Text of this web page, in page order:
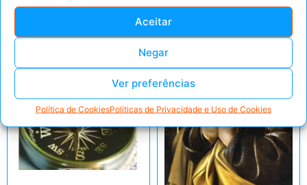
Aceitar
Negar
Ver preferências
Política de CookiesPolíticas de Privacidade e Uso de Cookies
E-Book